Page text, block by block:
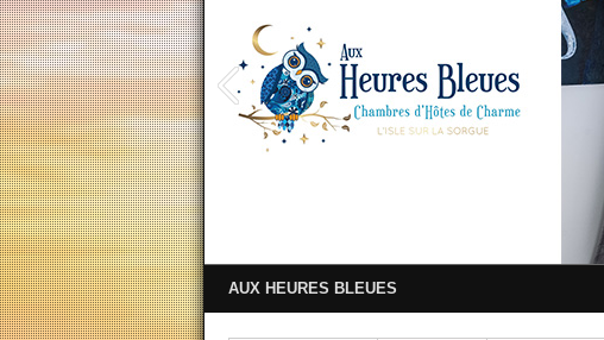
AUX HEURES BLEUES